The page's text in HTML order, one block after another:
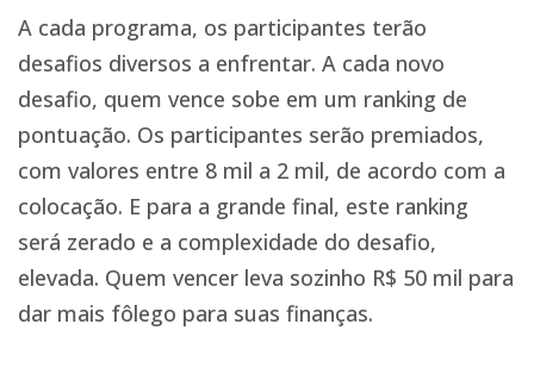
A cada programa, os participantes terão
desafios diversos a enfrentar. A cada novo
desafio, quem vence sobe em um ranking de
pontuação. Os participantes serão premiados,
com valores entre 8 mil a 2 mil, de acordo com a
colocação. E para a grande final, este ranking
será zerado e a complexidade do desafio,
elevada. Quem vencer leva sozinho R$ 50 mil para
dar mais fôlego para suas finanças.